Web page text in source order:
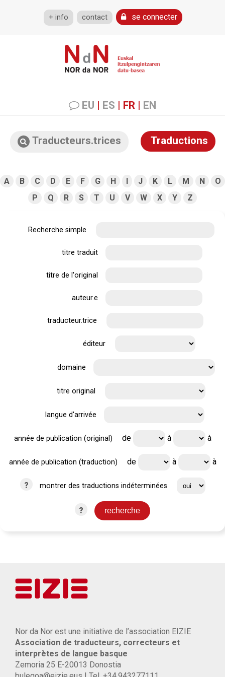
+ info contact se connecter
EU | ES | FR | EN
Traducteurs.trices Traductions
A B C D E F G H I J K L M N
O
P
Q R S T U V W X Y Z
Recherche simple
titre traduit
titre de l'original
auteur.e
traducteur.trice
éditeur
domaine
titre original
langue d'arrivée
année de publication (original) de à à
année de publication (traduction) de à à
? montrer des traductions indéterminées
?
Nor da Nor est une initiative de l’association EIZIE
Association de traducteurs, correcteurs et
interprètes de langue basque
Zemoria 25 E-20013 Donostia